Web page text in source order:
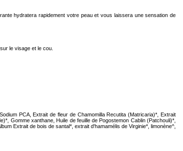
hydratera rapidement votre peau et vous laissera une sensation de
le visage et le cou.
PCA, Extrait de fleur de Chamomilla Recutita (Matricaria)*, Extrait
Gomme xanthane, Huile de feuille de Pogostemon Cablin (Patchouli)*,
Extrait de bois de santal*, extrait d'hamamélis de Virginie*, limonène^,